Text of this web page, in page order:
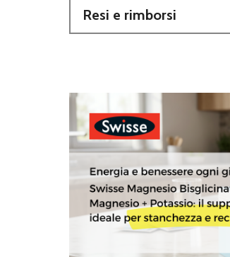
Resi e rimborsi